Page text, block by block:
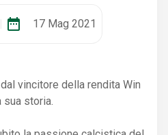
date_range 17 Mag 2021
vincitore della rendita Win
storia.